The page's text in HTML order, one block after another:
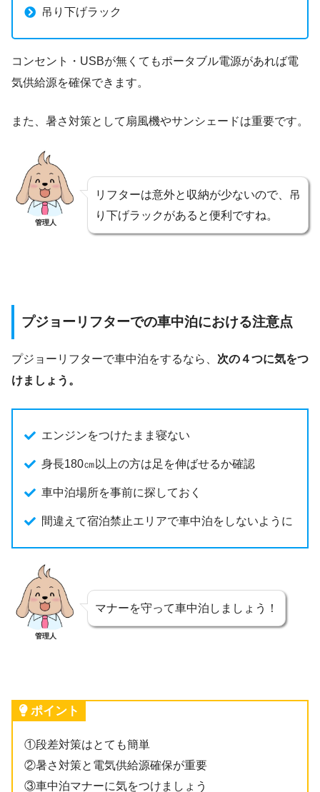
吊り下げラック
コンセント・USBが無くてもポータブル電源があれば電
気供給源を確保できます。
また、暑さ対策として扇風機やサンシェードは重要です。
管理人
リフターは意外と収納が少ないので、吊
り下げラックがあると便利ですね。
プジョーリフターでの車中泊における注意点
プジョーリフターで車中泊をするなら、 次の４つに気をつ
けましょう。
エンジンをつけたまま寝ない
身長180㎝以上の方は足を伸ばせるか確認
車中泊場所を事前に探しておく
間違えて宿泊禁止エリアで車中泊をしないように
管理人
マナーを守って車中泊しましょう！
ポイント
①段差対策はとても簡単
②暑さ対策と電気供給源確保が重要
③車中泊マナーに気をつけましょう